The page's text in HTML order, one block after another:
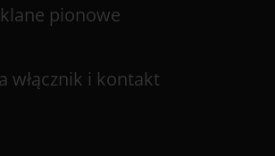
pionowe
włącznik i kontakt